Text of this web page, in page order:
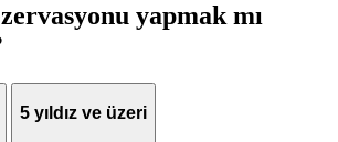
yapmak mı
5 yıldız ve üzeri